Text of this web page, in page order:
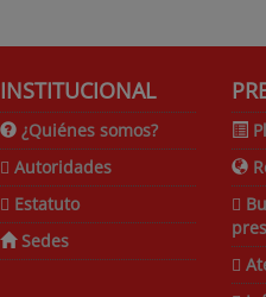
INSTITUCIONAL
¿Quiénes somos?
Autoridades
Estatuto
Sedes